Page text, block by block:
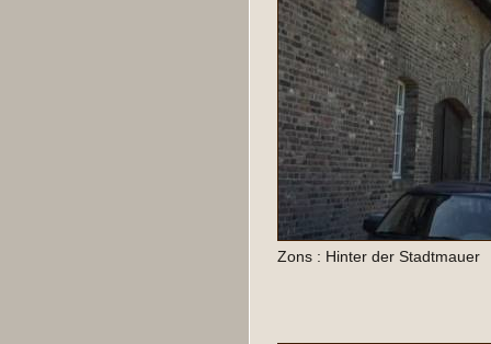
Zons : Hinter der Stadtmauer